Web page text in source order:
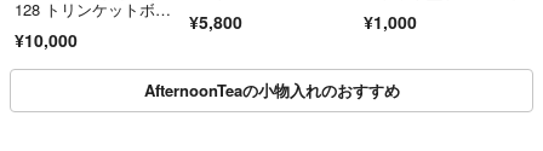
128 トリンケットボッ
¥10,000
¥5,800 ¥1,000
AfternoonTeaの小物入れのおすすめ